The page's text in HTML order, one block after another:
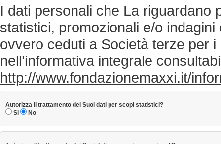
I dati personali che La riguardano
statistici, promozionali e/o
ovvero ceduti a Società terze per
nell’informativa integrale
http://www.fondazionemaxxi.it/
Autorizza il trattamento dei Suoi dati per scopi statistici?
Si
No